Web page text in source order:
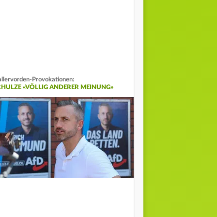
Provokationen:
«VÖLLIG ANDERER MEINUNG»